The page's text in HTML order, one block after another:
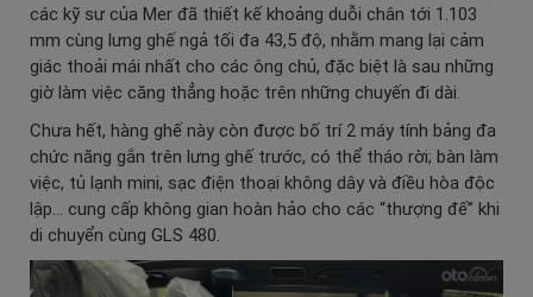
các kỹ sư của Mer đã thiết kế khoảng duỗi chân tới 1.103
mm cùng lưng ghế ngả tối đa 43,5 độ, nhằm mang lại cảm
giác thoải mái nhất cho các ông chủ, đặc biệt là sau những
giờ làm việc căng thẳng hoặc trên những chuyến đi dài.
Chưa hết, hàng ghế này còn được bố trí 2 máy tính bảng đa
chức năng gắn trên lưng ghế trước, có thể tháo rời; bàn làm
việc, tủ lạnh mini, sạc điện thoại không dây và điều hòa độc
lập… cung cấp không gian hoàn hảo cho các “thượng đế” khi
di chuyển cùng GLS 480.